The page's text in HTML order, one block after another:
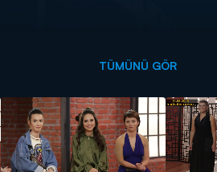
TÜMÜNÜ GÖR